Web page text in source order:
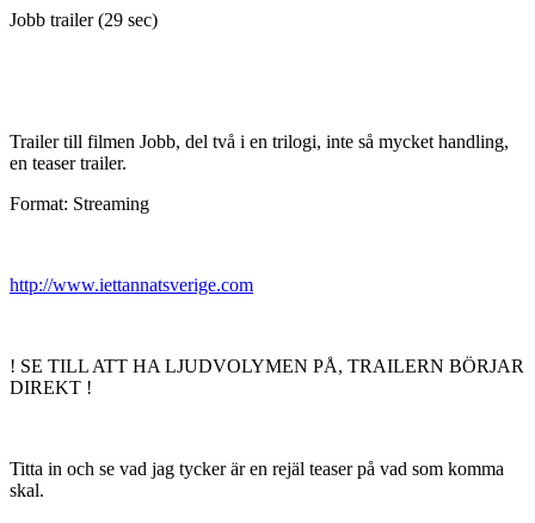
Jobb trailer (29 sec)
Trailer till filmen Jobb, del två i en trilogi, inte så mycket handling,
en teaser trailer.
Format: Streaming
http://www.iettannatsverige.com
! SE TILL ATT HA LJUDVOLYMEN PÅ, TRAILERN BÖRJAR
DIREKT !
Titta in och se vad jag tycker är en rejäl teaser på vad som komma
skal.